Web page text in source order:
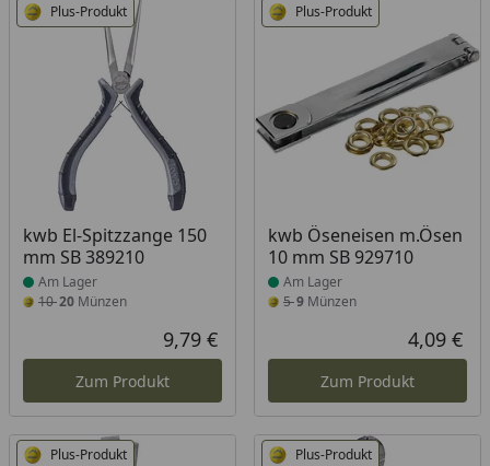
Plus-Produkt
kwb El-Spitzzange 150
mm SB 389210
Produkt am Lager
Am Lager
1020 Münzen
Aktueller Preis
9,79 €
Zum Produkt
Plus-Produkt
kwb Öseneisen m.Ösen
10 mm SB 929710
Produkt am Lager
Am Lager
59Münzen
4,09 €
Zum Produkt
Plus-Produkt Plus-Produkt